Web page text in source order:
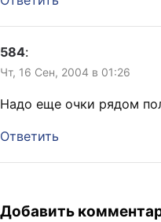
584:
Чт, 16 Сен, 2004 в 01:26
Надо еще очки рядом
Ответить
Добавить